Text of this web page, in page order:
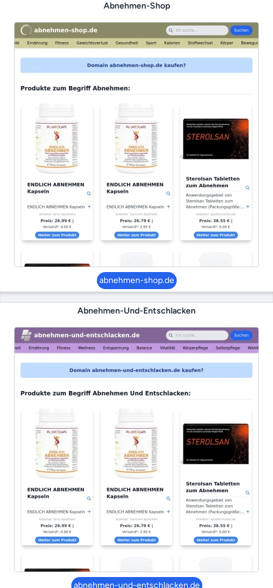
Abnehmen-Shop
abnehmen-shop.de
Abnehmen-Und-Entschlacken
abnehmen-und-entschlacken.de